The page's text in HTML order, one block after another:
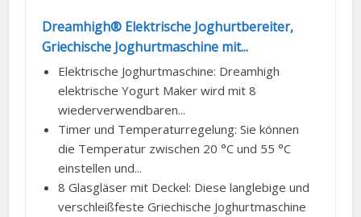
Dreamhigh® Elektrische Joghurtbereiter,
Griechische Joghurtmaschine mit...
Elektrische Joghurtmaschine: Dreamhigh
elektrische Yogurt Maker wird mit 8
wiederverwendbaren...
Timer und Temperaturregelung: Sie können
die Temperatur zwischen 20 °C und 55 °C
einstellen und...
8 Glasgläser mit Deckel: Diese langlebige und
verschleißfeste Griechische Joghurtmaschine